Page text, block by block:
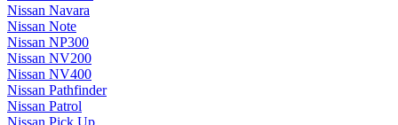
Nissan Navara
Nissan Note
Nissan NP300
Nissan NV200
Nissan NV400
Nissan Pathfinder
Nissan Patrol
Nissan Pick Up